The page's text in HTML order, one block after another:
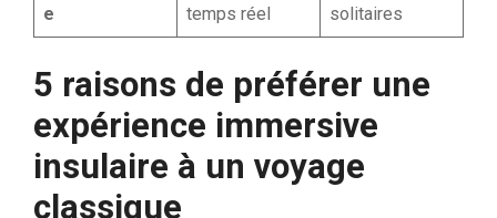
e
temps réel
solitaires
5 raisons de préférer une
expérience immersive
insulaire à un voyage
classique